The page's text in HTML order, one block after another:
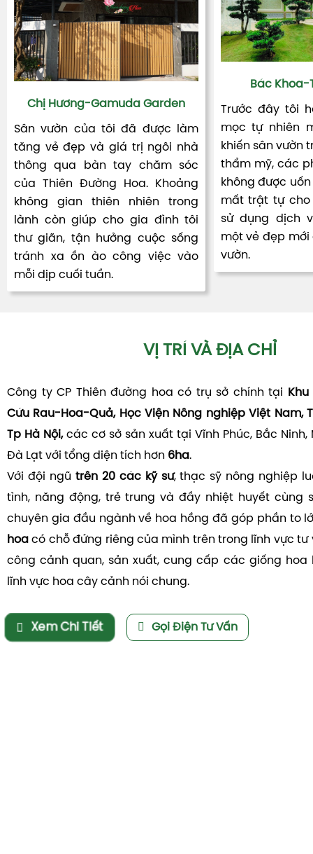
Chị Hương-Gamuda Garden
Sân vườn của tôi đã được làm
tăng vẻ đẹp và giá trị ngôi nhà
thông qua bàn tay chăm sóc
của Thiên Đường Hoa. Khoảng
không gian thiên nhiên trong
lành còn giúp cho gia đình tôi
thư giãn, tận hưởng cuộc sống
tránh xa ồn ào công việc vào
mỗi dịp cuối tuần.
Bác Khoa-
Trước đây tôi
mọc tự nhiên
khiến sân vườn
thẩm mỹ, các
không được
mất trật tự cho
sử dụng dịch
một vẻ đẹp mới
vườn.
VỊ TRÍ VÀ ĐỊA CHỈ
Công ty CP Thiên đường hoa có trụ sở chính tại
Cứu Rau-Hoa-Quả, Học Viện Nông nghiệp Việt Nam,
Tp Hà Nội,các cơ sở sản xuất tại Vĩnh Phúc, Bắc Ninh,
Đà Lạt với tổng diện tích hơn 6ha.
Với đội ngũ trên 20 các kỹ sư, thạc sỹ nông nghiệp
tình, năng động, trẻ trung và đầy nhiệt huyết cùng
chuyên gia đầu ngành về hoa hồng đã góp phần to
hoa có chỗ đứng riêng của mình trên trong lĩnh vực tư
công cảnh quan, sản xuất, cung cấp các giống hoa
lĩnh vực hoa cây cảnh nói chung.
Xem Chi Tiết Gọi Điện Tư Vấn